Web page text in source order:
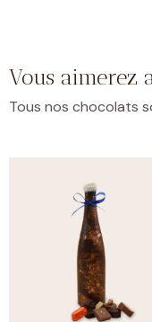
Vous aimerez
Tous nos chocolats